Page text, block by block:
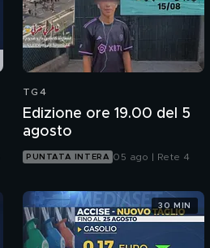
TG4
Edizione ore 19.00 del 5
agosto
PUNTATA INTERA 05 ago | Rete 4
30 MIN